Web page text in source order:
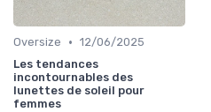
Oversize • 12/06/2025
Les tendances
incontournables des
lunettes de soleil pour
femmes